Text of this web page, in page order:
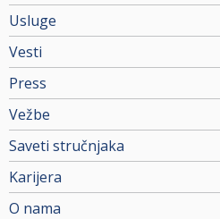
Usluge
Vesti
Press
Vežbe
Saveti stručnjaka
Karijera
O nama